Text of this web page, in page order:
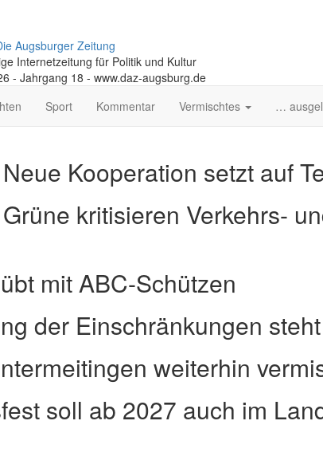
Augsburger Zeitung
Internetzeitung für Politik und Kultur
- Jahrgang 18 - www.daz-augsburg.de
Sport Kommentar Vermischtes …
Kooperation setzt auf
kritisieren Verkehrs-
mit ABC-Schüt­zen
der Einschränkungen steht
weiterhin
soll ab 2027 auch im